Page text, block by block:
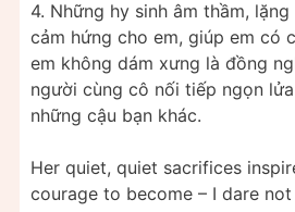
4. Những hy sinh âm thầm,
cảm hứng cho em, giúp em có
em không dám xưng là đồng
người cùng cô nối tiếp ngọn
những cậu bạn khác.
Her quiet, quiet sacrifices
courage to become – I dare